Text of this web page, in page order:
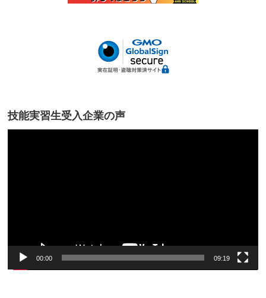
技能実習生受入企業の声
00:00 09:19